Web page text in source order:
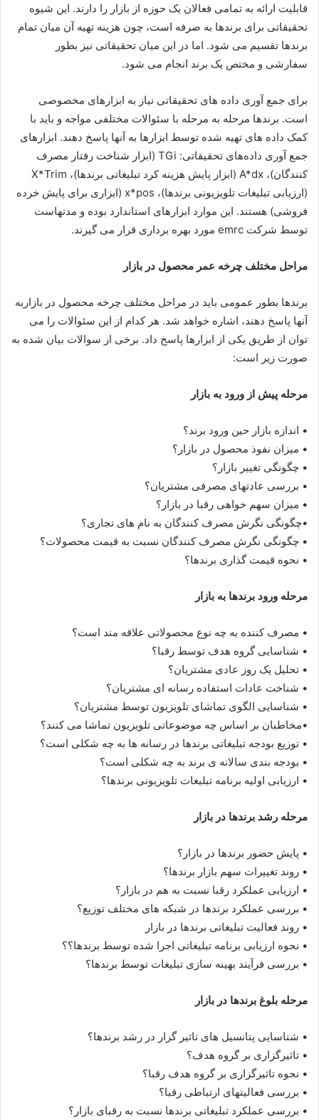
قابلیت ارائه به تمامی فعالان یک حوزه از بازار را دارند. این شیوه
تحقیقاتی برای برندها به صرفه است، چون هزینه تهیه آن میان تمام
برندها تقسیم می شود. اما در این میان تحقیقاتی نیز بطور
سفارشی و مختص یک برند انجام می شود.
برای جمع آوری داده های تحقیقاتی نیاز به ابزارهای مخصوصی
است. برندها مرحله به مرحله با سئوالات مختلفی مواجه و باید با
کمک داده های تهیه شده توسط ابزارها به آنها پاسخ دهند. ابزارهای
جمع آوری داده‌های تحقیقاتی: TGi (ابزار شناخت رفتار مصرف
کنندگان)، A*dx (ابزار پایش هزینه کرد تبلیغاتی برندها)، X*Trim
(ارزیابی تبلیغات تلویزیونی برندها)، x*pos (ابزاری برای پایش خرده
فروشی) هستند. این موارد ابزارهای استاندارد بوده و مدتهاست
توسط شرکت emrc مورد بهره برداری قرار می گیرند.
مراحل مختلف چرخه عمر محصول در بازار
برندها بطور عمومی باید در مراحل مختلف چرخه محصول در بازاربه
آنها پاسخ دهند، اشاره خواهد شد. هر کدام از این سئوالات را می
توان از طریق یکی از ابزارها پاسخ داد. برخی از سوالات بیان شده به
صورت زیر است:
مرحله پیش از ورود به بازار
• اندازه بازار حین ورود برند؟
• میزان نفوذ محصول در بازار؟
• چگونگی تغییر بازار؟
• بررسی عادتهای مصرفی مشتریان؟
• میزان سهم خواهی رقبا در بازار؟
•چگونگی نگرش مصرف کنندگان به نام های تجاری؟
• چگونگی نگرش مصرف کنندگان نسبت به قیمت محصولات؟
• نحوه قیمت گذاری برندها؟
مرحله ورود برندها به بازار
• مصرف کننده به چه نوع محصولاتی علاقه مند است؟
• شناسایی گروه هدف توسط رقبا؟
• تحلیل یک روز عادی مشتریان؟
• شناخت عادات استفاده رسانه ای مشتریان؟
• شناسایی الگوی تماشای تلویزیون توسط مشتریان؟
•مخاطبان بر اساس چه موضوعاتی تلویزیون تماشا می کنند؟
• توزیع بودجه تبلیغاتی برندها در رسانه ها به چه شکلی است؟
• بودجه بندی سالانه ی برند به چه شکلی است؟
• ارزیابی اولیه برنامه تبلیغات تلویزیونی برندها؟
مرحله رشد برندها در بازار
• پایش حضور برندها در بازار؟
• روند تغییرات سهم بازار برندها؟
• ارزیابی عملکرد رقبا نسبت به هم در بازار؟
• بررسی عملکرد برندها در شبکه های مختلف توزیع؟
• روند فعالیت تبلیغاتی برندها در بازار
• نحوه ارزیابی برنامه تبلیغاتی اجرا شده توسط برندها؟؟
• بررسی فرآیند بهینه سازی تبلیغات توسط برندها؟
مرحله بلوغ برندها در بازار
• شناسایی پتانسیل های تاثیر گزار در رشد برندها؟
• تاثیرگزاری بر گروه هدف؟
• نحوه تاثیرگزاری بر گروه هدف رقبا؟
• بررسی فعالیتهای ارتباطی رقبا؟
• بررسی عملکرد تبلیغاتی برندها نسبت به رقبای بازار؟